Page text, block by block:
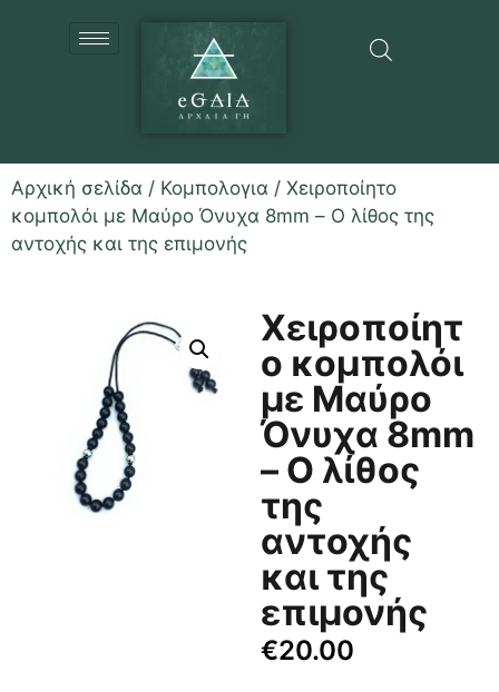
Αρχική σελίδα / Κομπολογια / Χειροποίητο
κομπολόι με Μαύρο Όνυχα 8mm – Ο λίθος της
αντοχής και της επιμονής
Χειροποίητ
ο κομπολόι
με Μαύρο
Όνυχα 8mm
– Ο λίθος
της
αντοχής
και της
επιμονής
€20.00